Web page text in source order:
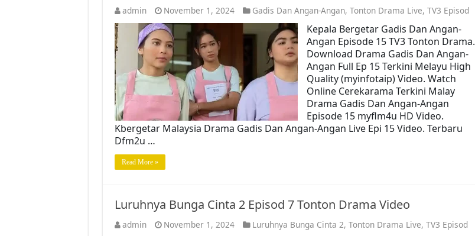
admin November 1, 2024 Gadis Dan Angan-Angan, Tonton Drama Live, TV3 Episod
Kepala Bergetar Gadis Dan Angan-
Angan Episode 15 TV3 Tonton Drama.
Download Drama Gadis Dan Angan-
Angan Full Ep 15 Terkini Melayu High
Quality (myinfotaip) Video. Watch
Online Cerekarama Terkini Malay
Drama Gadis Dan Angan-Angan
Episode 15 myflm4u HD Video.
Kbergetar Malaysia Drama Gadis Dan Angan-Angan Live Epi 15 Video. Terbaru
Dfm2u …
Read More »
Luruhnya Bunga Cinta 2 Episod 7 Tonton Drama Video
admin November 1, 2024 Luruhnya Bunga Cinta 2, Tonton Drama Live, TV3 Episod